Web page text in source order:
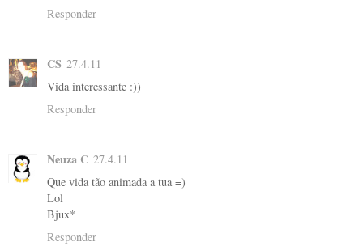
Responder
CS 27.4.11
Vida interessante :))
Responder
Neuza C 27.4.11
Que vida tão animada a tua =)
Lol
Bjux*
Responder